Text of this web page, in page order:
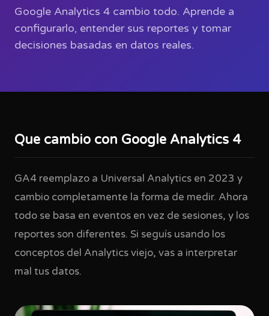
Google Analytics 4 cambio todo. Aprende a
configurarlo, entender sus reportes y tomar
decisiones basadas en datos reales.
Que cambio con Google Analytics 4
GA4 reemplazo a Universal Analytics en 2023 y
cambio completamente la forma de medir. Ahora
todo se basa en eventos en vez de sesiones, y los
reportes son diferentes. Si seguís usando los
conceptos del Analytics viejo, vas a interpretar
mal tus datos.